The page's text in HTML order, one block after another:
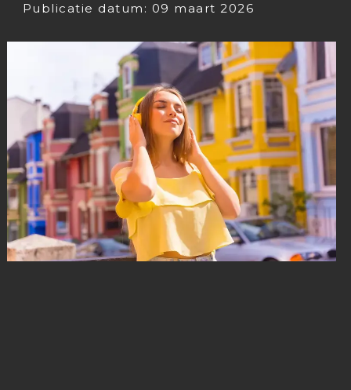
Publicatie datum: 09 maart 2026